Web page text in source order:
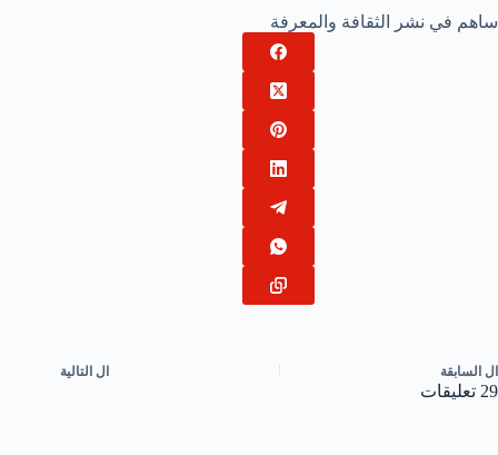
ساهم في نشر الثقافة والمعرفة
ال السابقة ال التالية
29 تعليقات